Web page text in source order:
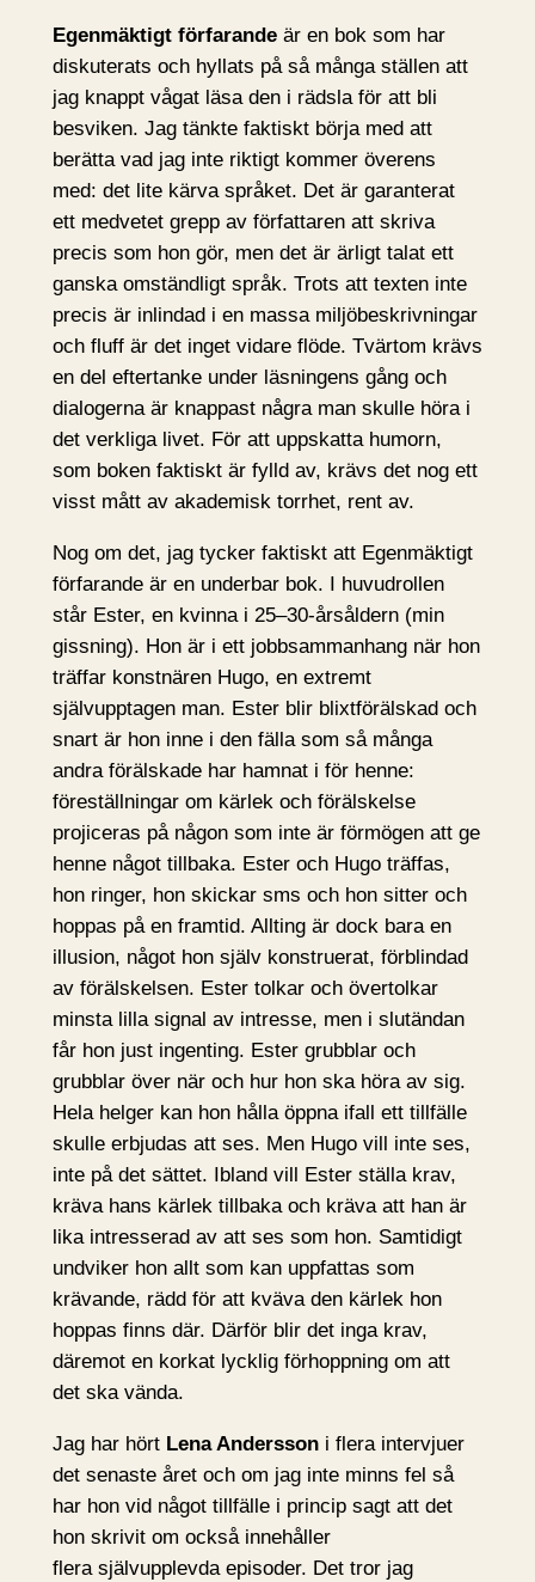
Egenmäktigt förfarandeär en bok som har
diskuterats och hyllats på så många ställen att
jag knappt vågat läsa den i rädsla för att bli
besviken. Jag tänkte faktiskt börja med att
berätta vad jag inte riktigt kommer överens
med: det lite kärva språket. Det är garanterat
ett medvetet grepp av författaren att skriva
precis som hon gör, men det är ärligt talat ett
ganska omständligt språk. Trots att texten inte
precis är inlindad i en massa miljöbeskrivningar
och fluff är det inget vidare flöde. Tvärtom krävs
en del eftertanke under läsningens gång och
dialogerna är knappast några man skulle höra i
det verkliga livet. För att uppskatta humorn,
som boken faktiskt är fylld av, krävs det nog ett
visst mått av akademisk torrhet, rent av.
Nog om det, jag tycker faktiskt att Egenmäktigt
förfarande är en underbar bok. I huvudrollen
står Ester, en kvinna i 25–30-årsåldern (min
gissning). Hon är i ett jobbsammanhang när hon
träffar konstnären Hugo, en extremt
självupptagen man. Ester blir blixtförälskad och
snart är hon inne i den fälla som så många
andra förälskade har hamnat i för henne:
föreställningar om kärlek och förälskelse
projiceras på någon som inte är förmögen att ge
henne något tillbaka. Ester och Hugo träffas,
hon ringer, hon skickar sms och hon sitter och
hoppas på en framtid. Allting är dock bara en
illusion, något hon själv konstruerat, förblindad
av förälskelsen. Ester tolkar och övertolkar
minsta lilla signal av intresse, men i slutändan
får hon just ingenting. Ester grubblar och
grubblar över när och hur hon ska höra av sig.
Hela helger kan hon hålla öppna ifall ett tillfälle
skulle erbjudas att ses. Men Hugo vill inte ses,
inte på det sättet. Ibland vill Ester ställa krav,
kräva hans kärlek tillbaka och kräva att han är
lika intresserad av att ses som hon. Samtidigt
undviker hon allt som kan uppfattas som
krävande, rädd för att kväva den kärlek hon
hoppas finns där. Därför blir det inga krav,
däremot en korkat lycklig förhoppning om att
det ska vända.
Jag har hört Lena Anderssoni flera intervjuer
det senaste året och om jag inte minns fel så
har hon vid något tillfälle i princip sagt att det
hon skrivit om också innehåller
flera självupplevda episoder. Det tror jag